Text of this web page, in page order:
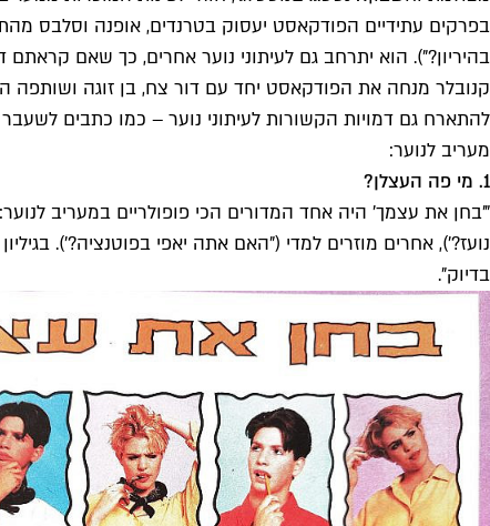
בפרקים עתידיים הפודקאסט יעסוק בטרנדים, אופנה וסלבס
בהיריון?"). הוא יתרחב גם לעיתוני נוער אחרים, כך שאם קראתם דווקא את כולנו או ראש1 בזמן
קנובלר מנחה את הפודקאסט יחד עם דור צח, בן זוגה ושותפה
להתארח גם דמויות הקשורות לעיתוני נוער – כמו כתבים לשעבר
מעריב לנוער:
1. מי פה העצלן?
"'בחן את עצמך' היה אחד המדורים הכי פופולריים במעריב
בדיוק".